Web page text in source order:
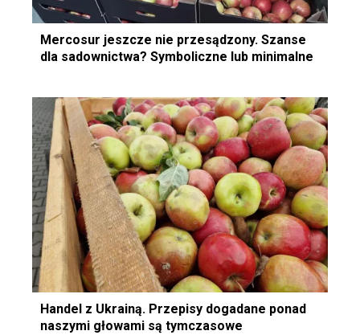
Mercosur jeszcze nie przesądzony. Szanse
dla sadownictwa? Symboliczne lub minimalne
Handel z Ukrainą. Przepisy dogadane ponad
naszymi głowami są tymczasowe